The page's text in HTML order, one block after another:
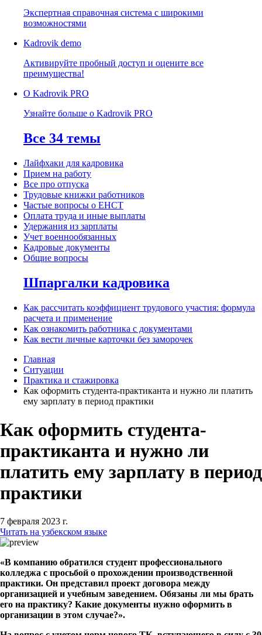
Экспертная справочная система с широкими
возможностями
Kadrovik demo
Активируйте пробный доступ и оцените все
преимущества!
О Kadrovik PRO
Узнайте больше о Kadrovik PRO
Все 34 темы
Лайфхаки для кадровика
Прием на работу
Все про отпуска
Трудовые книжки работников
Частые вопросы о ЕНСТ
Оплата труда и иные выплаты
Удержания из зарплаты
Учет военнообязанных
Кадровые документы
Общие вопросы
Шпаргалки кадровика
Как рассчитать коэффициент трудового участия: формула
расчета и применение
Как ознакомить работника с документами
Как вести личные карточки без заморочек
Главная
Ситуации
Практика и стажировка
Как оформить студента-практиканта и нужно ли платить
ему зарплату в период практики
Как оформить студента-
практиканта и нужно ли
платить ему зарплату в период
практики
7 февраля 2023 г.
Читать на узбекском языке
«В компанию обратился студент профессионального
колледжа с просьбой о прохождении производственной
практики. Он представил проект договора между
организацией и учебным заведением. Обязаны ли мы брать
его на практику? Какие документы нужно оформить в
организации в этом случае?».